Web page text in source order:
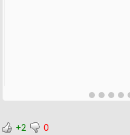
+2 0